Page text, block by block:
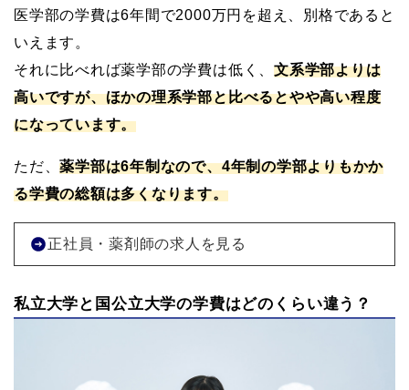
医学部の学費は6年間で2000万円を超え、別格であると
いえます。
それに比べれば薬学部の学費は低く、文系学部よりは
高いですが、ほかの理系学部と比べるとやや高い程度
になっています。
ただ、薬学部は6年制なので、4年制の学部よりもかか
る学費の総額は多くなります。
正社員・薬剤師の求人を見る
私立大学と国公立大学の学費はどのくらい違う？